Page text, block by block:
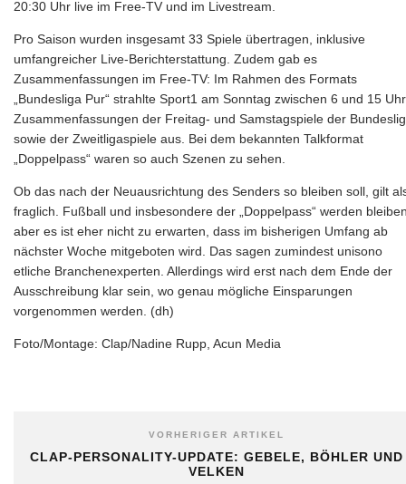
20:30 Uhr live im Free-TV und im Livestream.
Pro Saison wurden insgesamt 33 Spiele übertragen, inklusive
umfangreicher Live-Berichterstattung. Zudem gab es
Zusammenfassungen im Free-TV: Im Rahmen des Formats
„Bundesliga Pur“ strahlte Sport1 am Sonntag zwischen 6 und 15 Uhr
Zusammenfassungen der Freitag- und Samstagspiele der
sowie der Zweitligaspiele aus. Bei dem bekannten Talkformat
„Doppelpass“ waren so auch Szenen zu sehen.
Ob das nach der Neuausrichtung des Senders so bleiben soll, gilt
fraglich. Fußball und insbesondere der „Doppelpass“ werden
aber es ist eher nicht zu erwarten, dass im bisherigen Umfang ab
nächster Woche mitgeboten wird. Das sagen zumindest unisono
etliche Branchenexperten. Allerdings wird erst nach dem Ende der
Ausschreibung klar sein, wo genau mögliche Einsparungen
vorgenommen werden. (dh)
Foto/Montage: Clap/Nadine Rupp, Acun Media
VORHERIGER ARTIKEL
CLAP-PERSONALITY-UPDATE: GEBELE, BÖHLER UND
VELKEN